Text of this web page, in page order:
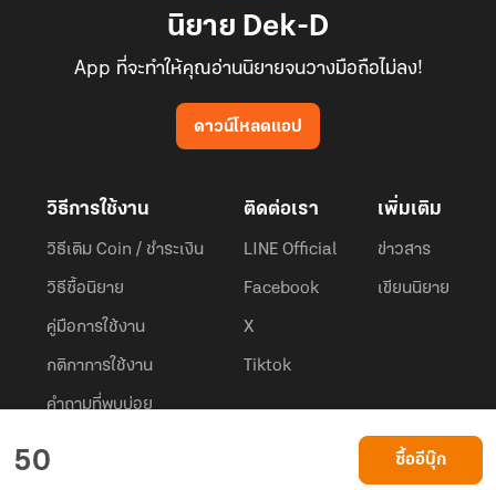
50 ซื้ออีบุ๊ก
นิยาย Dek-D
App ที่จะทำให้คุณอ่านนิยายจนวางมือถือไม่ลง!
ดาวน์โหลดแอป
วิธีการใช้งาน
วิธีเติม Coin / ชำระเงิน
วิธีซื้อนิยาย
คู่มือการใช้งาน
กติกาการใช้งาน
คำถามที่พบบ่อย
ติดต่อเรา
LINE Official
Facebook
X
Tiktok
เพิ่มเติม
ข่าวสาร
เขียนนิยาย
Privacy Policy
Dek-D.com ใช้คุกกี้เพื่อพัฒนาประสบการณ์ของ ผู้ใช้ให้ดียิ่งขึ้น
เรียนรู้เพิ่มเติมที่นี่
ยอมรับ